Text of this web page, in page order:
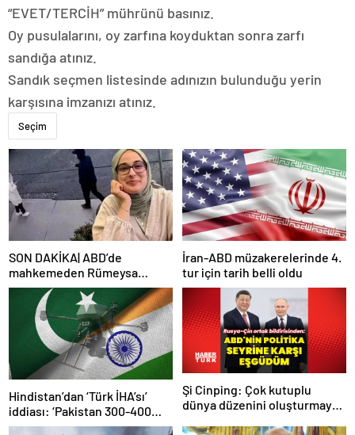
“EVET/TERCİH” mührünü basınız.
Oy pusulalarını, oy zarfına koyduktan sonra zarfı
sandığa atınız.
Sandık seçmen listesinde adınızın bulunduğu yerin
karşısına imzanızı atınız.
Seçim
SON DAKİKA| ABD’de
mahkemeden Rümeysa
Öztürk kararı: Serbest
bırakıldı!
İran-ABD müzakerelerinde 4.
tur için tarih belli oldu
Hindistan’dan ‘Türk İHA’sı’
iddiası: ‘Pakistan 300-400
tanesi ile 36 noktaya sızdı’
Şi Cinping: Çok kutuplu
dünya düzenini oluşturmaya